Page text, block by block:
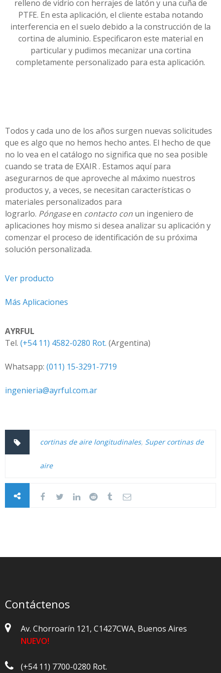
relleno de vidrio con herrajes de latón y una cuña de
PTFE. En esta aplicación, el cliente estaba notando
interferencia en el suelo debido a la construcción de la
cortina de aluminio. Especificaron este material en
particular y pudimos mecanizar una cortina
completamente personalizado para esta aplicación.
Todos y cada uno de los años surgen nuevas solicitudes
que es algo que no hemos hecho antes. El hecho de que
no lo vea en el catálogo no significa que no sea posible
cuando se trata de EXAIR . Estamos aquí para
asegurarnos de que aproveche al máximo nuestros
productos y, a veces, se necesitan características o
materiales personalizados para
lograrlo. Póngaseen contacto con un ingeniero de
aplicaciones hoy mismo si desea analizar su aplicación y
comenzar el proceso de identificación de su próxima
solución personalizada.
Ver producto
Más Aplicaciones
AYRFUL
Tel. (+54 11) 4582-0280 Rot. (Argentina)
Whatsapp: (011) 15-3291-7719
ingenieria@ayrful.com.ar
cortinas de aire longitudinales, Super cortinas de
aire
Contáctenos
Av. Chorroarín 121, C1427CWA, Buenos Aires
NUEVO!
(+54 11) 7700-0280 Rot.